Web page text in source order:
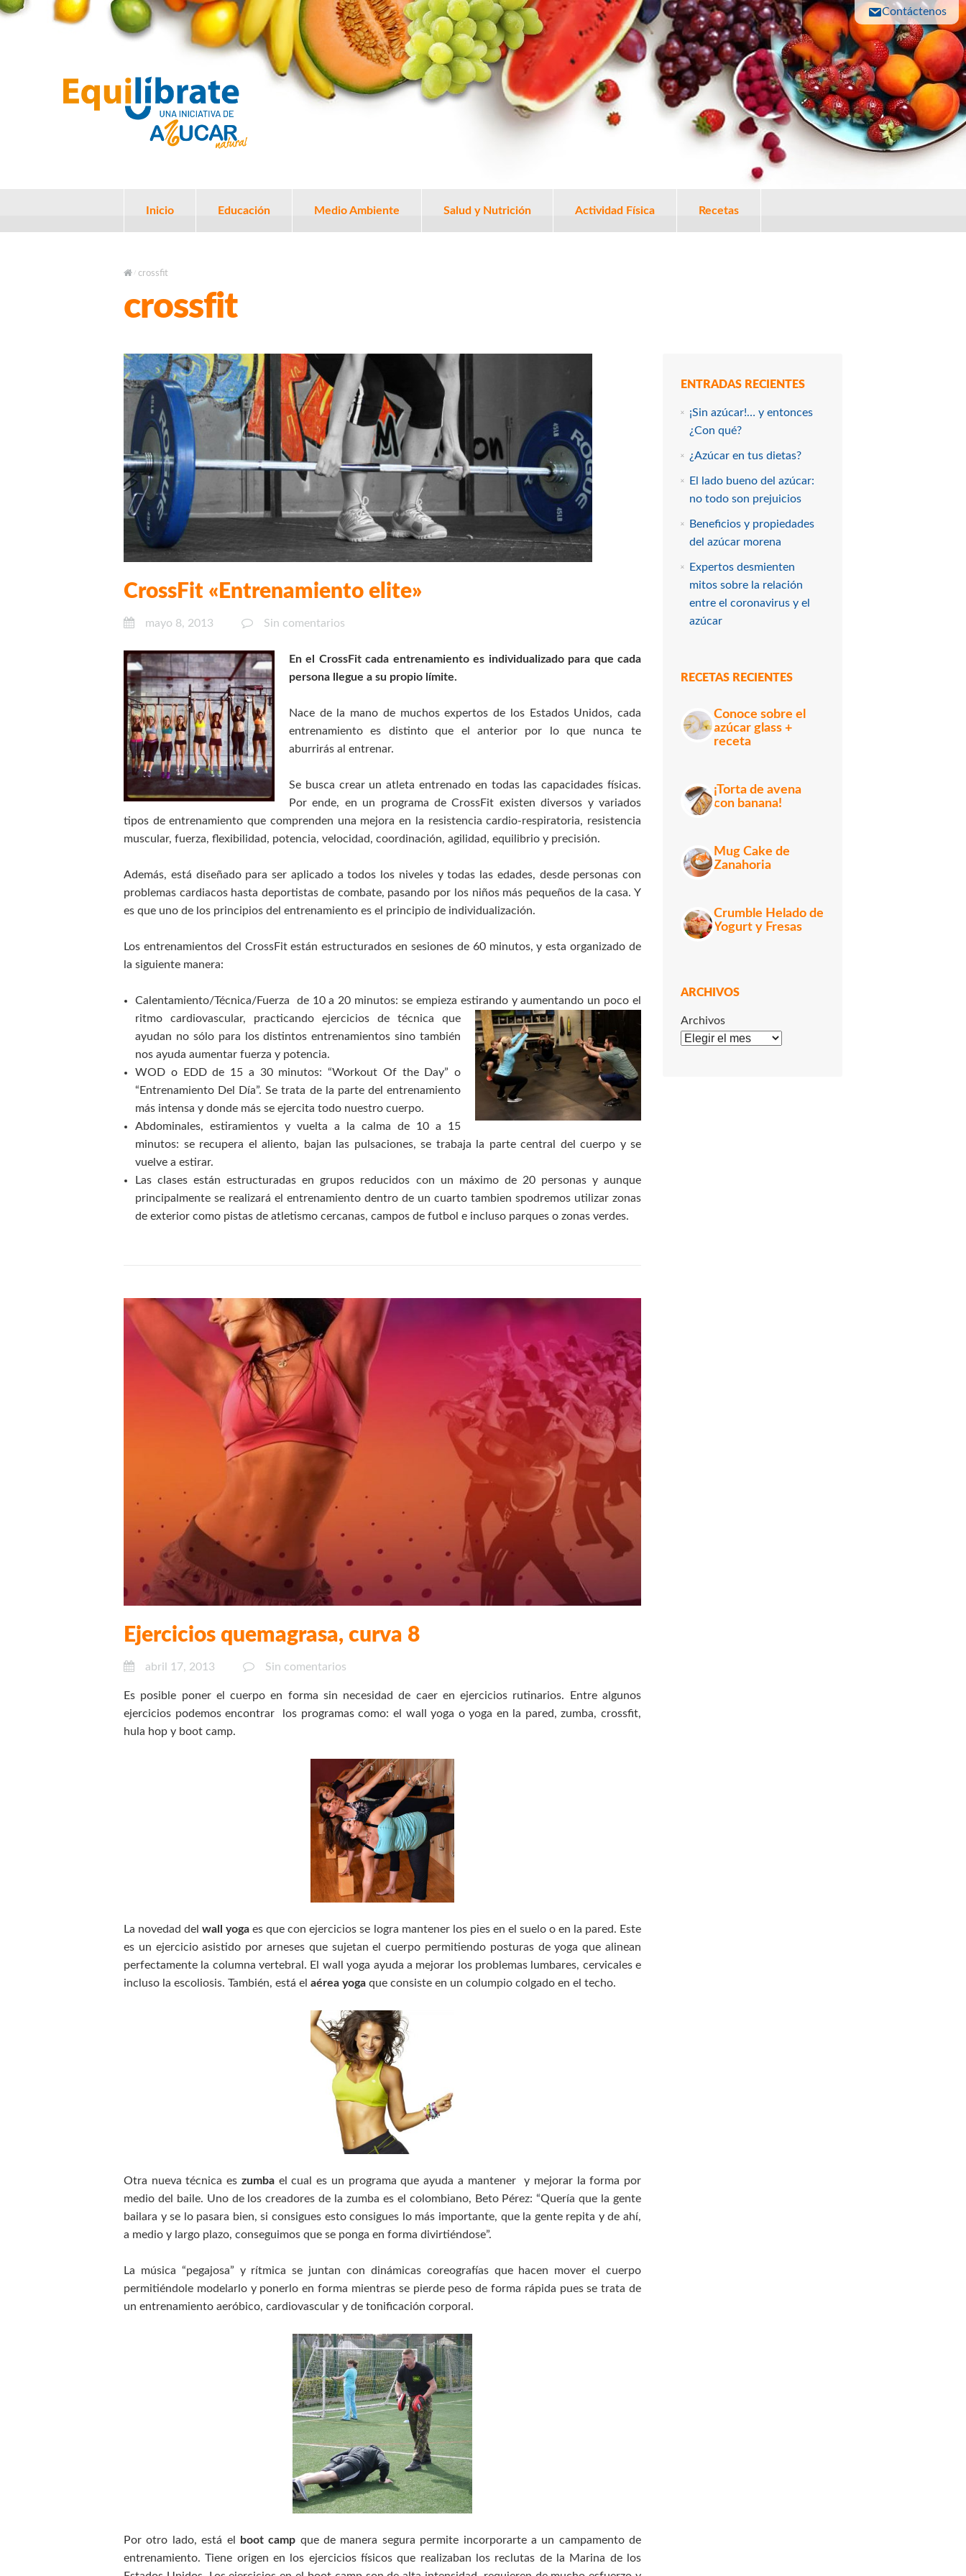
Contáctenos
Inicio Educación Medio Ambiente Salud y Nutrición Actividad Física Recetas
/ crossfit
crossfit
CrossFit «Entrenamiento elite»
mayo 8, 2013 Sin comentarios
En el CrossFit cada entrenamiento es individualizado para que cada
persona llegue a su propio límite.
Nace de la mano de muchos expertos de los Estados Unidos, cada
entrenamiento es distinto que el anterior por lo que nunca te
aburrirás al entrenar.
Se busca crear un atleta entrenado en todas las capacidades físicas.
Por ende, en un programa de CrossFit existen diversos y variados
tipos de entrenamiento que comprenden una mejora en la resistencia cardio-respiratoria, resistencia
muscular, fuerza, flexibilidad, potencia, velocidad, coordinación, agilidad, equilibrio y precisión.
Además, está diseñado para ser aplicado a todos los niveles y todas las edades, desde personas con
problemas cardiacos hasta deportistas de combate, pasando por los niños más pequeños de la casa. Y
es que uno de los principios del entrenamiento es el principio de individualización.
Los entrenamientos del CrossFit están estructurados en sesiones de 60 minutos, y esta organizado de
la siguiente manera:
Calentamiento/Técnica/Fuerza de 10 a 20 minutos: se empieza estirando y aumentando un poco el
ritmo cardiovascular, practicando ejercicios de técnica que
ayudan no sólo para los distintos entrenamientos sino también
nos ayuda aumentar fuerza y potencia.
WOD o EDD de 15 a 30 minutos: “Workout Of the Day” o
“Entrenamiento Del Día”. Se trata de la parte del entrenamiento
más intensa y donde más se ejercita todo nuestro cuerpo.
Abdominales, estiramientos y vuelta a la calma de 10 a 15
minutos: se recupera el aliento, bajan las pulsaciones, se trabaja la parte central del cuerpo y se
vuelve a estirar.
Las clases están estructuradas en grupos reducidos con un máximo de 20 personas y aunque
principalmente se realizará el entrenamiento dentro de un cuarto tambien spodremos utilizar zonas
de exterior como pistas de atletismo cercanas, campos de futbol e incluso parques o zonas verdes.
Ejercicios quemagrasa, curva 8
abril 17, 2013 Sin comentarios
Es posible poner el cuerpo en forma sin necesidad de caer en ejercicios rutinarios. Entre algunos
ejercicios podemos encontrar los programas como: el wall yoga o yoga en la pared, zumba, crossfit,
hula hop y boot camp.
La novedad delwall yoga es que con ejercicios se logra mantener los pies en el suelo o en la pared. Este
es un ejercicio asistido por arneses que sujetan el cuerpo permitiendo posturas de yoga que alinean
perfectamente la columna vertebral. El wall yoga ayuda a mejorar los problemas lumbares, cervicales e
incluso la escoliosis. También, está el aérea yoga que consiste en un columpio colgado en el techo.
Otra nueva técnica es zumbael cual es un programa que ayuda a mantener y mejorar la forma por
medio del baile. Uno de los creadores de la zumba es el colombiano, Beto Pérez: “Quería que la gente
bailara y se lo pasara bien, si consigues esto consigues lo más importante, que la gente repita y de ahí,
a medio y largo plazo, conseguimos que se ponga en forma divirtiéndose”.
La música “pegajosa” y rítmica se juntan con dinámicas coreografías que hacen mover el cuerpo
permitiéndole modelarlo y ponerlo en forma mientras se pierde peso de forma rápida pues se trata de
un entrenamiento aeróbico, cardiovascular y de tonificación corporal.
Por otro lado, está el boot camp que de manera segura permite incorporarte a un campamento de
entrenamiento. Tiene origen en los ejercicios físicos que realizaban los reclutas de la Marina de los
ENTRADAS RECIENTES
¡Sin azúcar!… y entonces
¿Con qué?
¿Azúcar en tus dietas?
El lado bueno del azúcar:
no todo son prejuicios
Beneficios y propiedades
del azúcar morena
Expertos desmienten
mitos sobre la relación
entre el coronavirus y el
azúcar
RECETAS RECIENTES
Conoce sobre el
azúcar glass +
receta
¡Torta de avena
con banana!
Mug Cake de
Zanahoria
Crumble Helado de
Yogurt y Fresas
ARCHIVOS
Archivos